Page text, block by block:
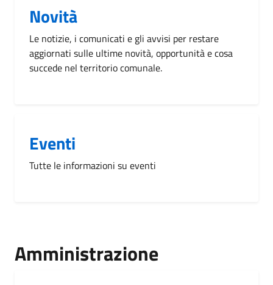
Novità
Le notizie, i comunicati e gli avvisi per restare
aggiornati sulle ultime novità, opportunità e cosa
succede nel territorio comunale.
Eventi
Tutte le informazioni su eventi
Amministrazione